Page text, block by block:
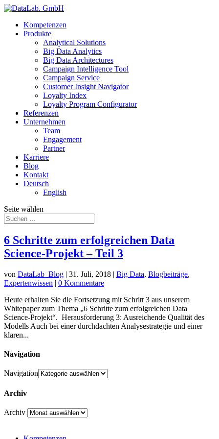
Kompetenzen
Produkte
Analytical Solutions
Big Data Analytics
Big Data Architectures
Campaign Intelligence Tool
Campaign Service
Customer Insight Navigator
Loyalty Index
Loyalty Program Configurator
Referenzen
Unternehmen
Team
Engagement
Partner
Karriere
Blog
Kontakt
Deutsch
English
Seite wählen
6 Schritte zum erfolgreichen Data
Science-Projekt – Teil 3
von DataLab_Blog | 31. Juli, 2018 | Big Data, Blogbeiträge,
Expertenwissen | 0 Kommentare
Heute erhalten Sie die Fortsetzung mit Schritt 3 aus unserem
Whitepaper zum Thema „6 Schritte zum erfolgreichen Data
Science-Projekt“. Herausforderung 3: Ausreichende Qualität des
Modells Auch bei einer durchdachten Analysestrategie und einer
klaren...
Navigation
Navigation
Archiv
Archiv